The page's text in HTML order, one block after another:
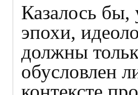
Казалось бы,
эпохи,
должны
обусловлен